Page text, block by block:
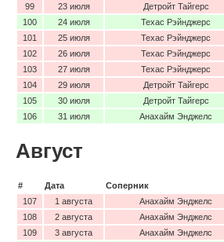
99
23 июля Детройт Тайгерс
100
24 июля Техас Рэйнджерс
101
25 июля Техас Рэйнджерс
102
26 июля Техас Рэйнджерс
103
27 июля Техас Рэйнджерс
104
29 июля Детройт Тайгерс
105
30 июля Детройт Тайгерс
106
31 июля Анахайм Энджелс
Август
# Дата Соперник
107
1 августа Анахайм Энджелс
108
2 августа Анахайм Энджелс
109
3 августа Анахайм Энджелс